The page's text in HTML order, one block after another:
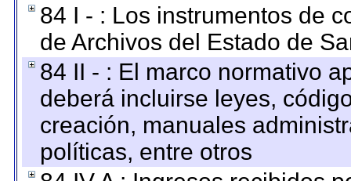
84 I - : Los instrumentos de
de Archivos del Estado de
84 II - : El marco normativo
deberá incluirse leyes,
creación, manuales
políticas, entre otros